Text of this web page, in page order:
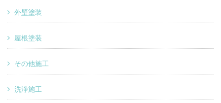
外壁塗装
屋根塗装
その他施工
洗浄施工